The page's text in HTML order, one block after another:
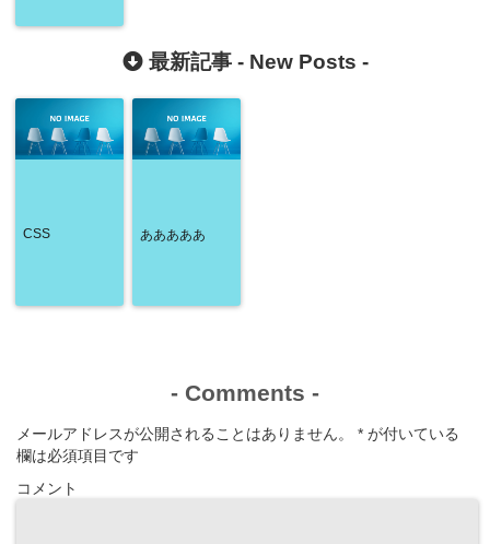
最新記事 - New Posts -
CSS あああああ
- Comments -
メールアドレスが公開されることはありません。 * が付いている
欄は必須項目です
コメント